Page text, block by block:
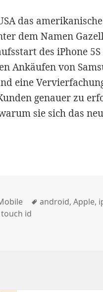
das
dem Namen
des iPhone 5S
Ankäufen von
eine
genauer zu
sie sich das
Samsung-
Schlagwörter
android,Apple,
touch id
5C steigern Samsung-